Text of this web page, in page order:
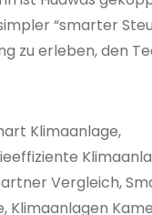
“smarter
zu erleben, den
Klimaanlage,
Vergleich,
Klimaanlagen